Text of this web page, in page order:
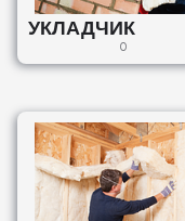
УКЛАДЧИК
0